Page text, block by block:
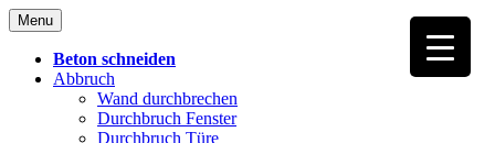
Skip
to
content
Menu
Beton schneiden
Abbruch
Wand durchbrechen
Durchbruch Fenster
Durchbruch Türe